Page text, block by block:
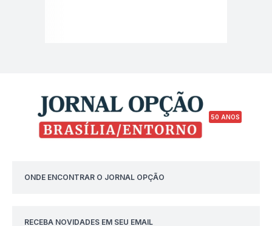
50 ANOS
ONDE ENCONTRAR O JORNAL OPÇÃO
RECEBA NOVIDADES EM SEU EMAIL